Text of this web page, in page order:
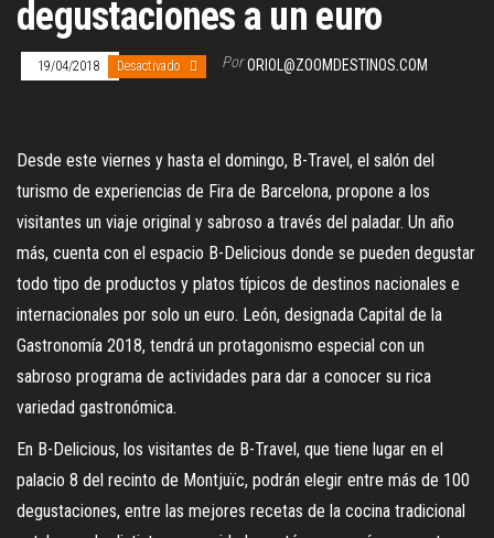
degustaciones a un euro
19/04/2018 Desactivado Por ORIOL@ZOOMDESTINOS.COM
Desde este viernes y hasta el domingo, B-Travel, el salón del
turismo de experiencias de Fira de Barcelona, propone a los
visitantes un viaje original y sabroso a través del paladar. Un año
más, cuenta con el espacio B-Delicious donde se pueden degustar
todo tipo de productos y platos típicos de destinos nacionales e
internacionales por solo un euro. León, designada Capital de la
Gastronomía 2018, tendrá un protagonismo especial con un
sabroso programa de actividades para dar a conocer su rica
variedad gastronómica.
En B-Delicious, los visitantes de B-Travel, que tiene lugar en el
palacio 8 del recinto de Montjuïc, podrán elegir entre más de 100
degustaciones, entre las mejores recetas de la cocina tradicional